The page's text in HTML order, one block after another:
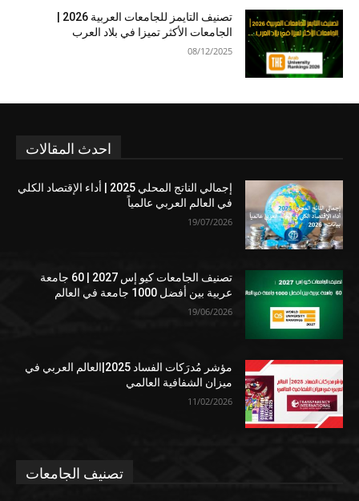
الجامعات الأكثر تميزا في بلاد العرب
08/12/2025
احدث المقالات
إجمالي الناتج المحلي 2025 | أداء الإقتصاد الكلي
في العالم العربي عالمياً
19/07/2026
تصنيف الجامعات كيو إس 2027 | 60 جامعة
عربية بين أفضل 1000 جامعة في العالم
19/06/2026
مؤشر مُدرَكات الفساد 2025|العالم العربي في
ميزان الشفافية العالمي
11/02/2026
تصنيف الجامعات